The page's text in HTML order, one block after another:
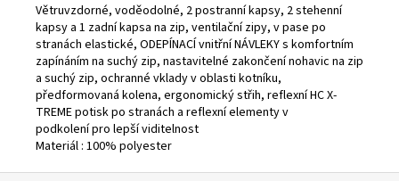
Větruvzdorné, voděodolné, 2 postranní kapsy, 2 stehenní
kapsy a 1 zadní kapsa na zip, ventilační zipy, v pase po
stranách elastické, ODEPÍNACÍ vnitřní NÁVLEKY s komfortním
zapínáním na suchý zip, nastavitelné zakončení nohavic na zip
a suchý zip, ochranné vklady v oblasti kotníku,
předformovaná kolena, ergonomický střih, reflexní HC X-
TREME potisk po stranách a reflexní elementy v
podkolení pro lepší viditelnost
Materiál : 100% polyester